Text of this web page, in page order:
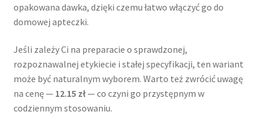
opakowana dawka, dzięki czemu łatwo włączyć go do
domowej apteczki.
Jeśli zależy Ci na preparacie o sprawdzonej,
rozpoznawalnej etykiecie i stałej specyfikacji, ten wariant
może być naturalnym wyborem. Warto też zwrócić uwagę
na cenę — 12.15 zł— co czyni go przystępnym w
codziennym stosowaniu.